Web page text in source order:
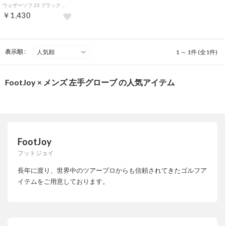
￥1,430
表示順 : 1 ～ 1件 (全1件)
FootJoy × メンズ 左手グローブ の人気アイテム
FootJoy
フットジョイ
長年に渡り、世界中のツアープロからも信頼されてきたゴルフア
イテムをご用意しております。